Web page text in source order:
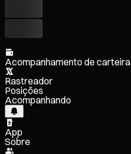
Acompanhamento de carteira
Rastreador
Posições
Acompanhando
App
Sobre